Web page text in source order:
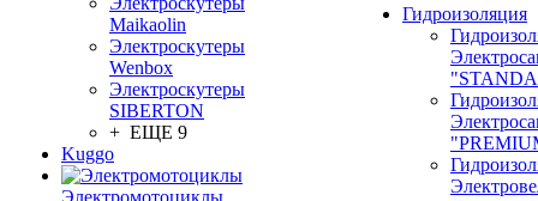
Maikaolin
Электроскутеры
Wenbox
Электроскутеры
SIBERTON
+ ЕЩЕ 9
Kuggo
Электромотоциклы
Гидроизоляция